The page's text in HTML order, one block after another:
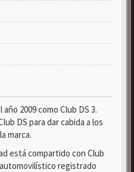
2009 como Club DS 3.
DS para dar cabida a los
marca.
está compartido con Club
registrado